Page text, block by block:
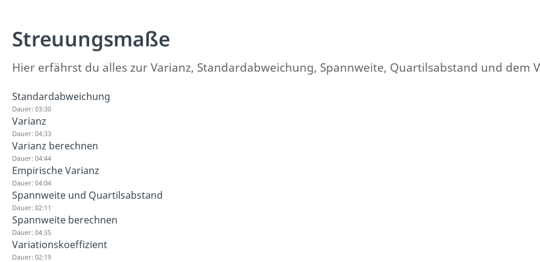
Streuungsmaße
Hier erfährst du alles zur Varianz, Standardabweichung, Spannweite, Quartilsabstand und dem
Standardabweichung
Dauer: 03:30
Varianz
Dauer: 04:33
Varianz berechnen
Dauer: 04:44
Empirische Varianz
Dauer: 04:04
Spannweite und Quartilsabstand
Dauer: 02:11
Spannweite berechnen
Dauer: 04:35
Variationskoeffizient
Dauer: 02:19